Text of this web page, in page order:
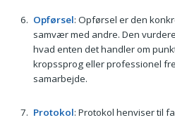
Opførsel: Opførsel er den
samvær med andre. Den
hvad enten det handler om
kropssprog eller professionel
samarbejde.
Protokol: Protokol henviser til